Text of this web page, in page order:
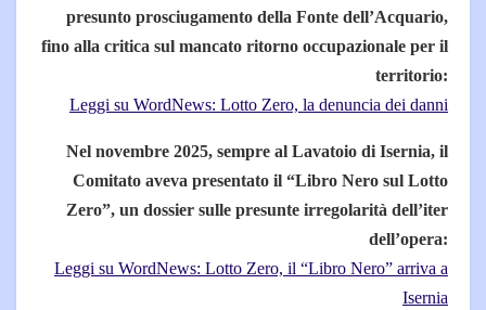
presunto prosciugamento della Fonte dell’Acquario,
fino alla critica sul mancato ritorno occupazionale per il
territorio:
Leggi su WordNews: Lotto Zero, la denuncia dei danni
Nel novembre 2025, sempre al Lavatoio di Isernia, il
Comitato aveva presentato il “Libro Nero sul Lotto
Zero”, un dossier sulle presunte irregolarità dell’iter
dell’opera:
Leggi su WordNews: Lotto Zero, il “Libro Nero” arriva a
Isernia